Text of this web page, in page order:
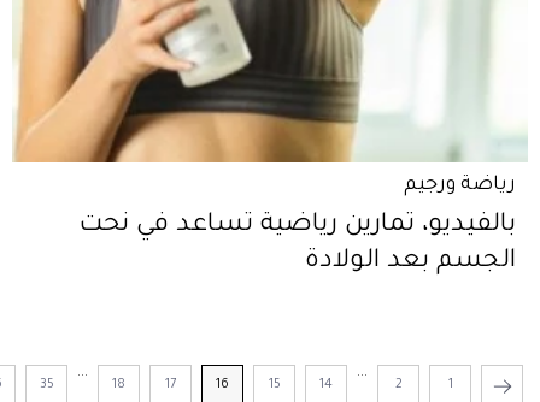
رياضة ورجيم
بالفيديو، تمارين رياضية تساعد في نحت
الجسم بعد الولادة
1
2
...
14
15
16
17
18
...
35